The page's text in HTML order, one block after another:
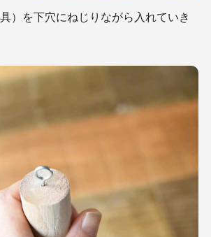
）を下穴にねじりながら入れていき